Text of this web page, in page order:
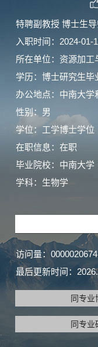
特聘副教授 博士生
入职时间：2024-01-
所在单位：资源加工
学历：博士研究生毕
办公地点：中南大学
性别：男
学位：工学博士学位
在职信息：在职
毕业院校：中南大学
学科：生物学
访问量： 0000020674
最后更新时间： 2026.
同专业
同专业